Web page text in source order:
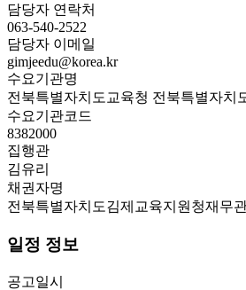
담당자 연락처
063-540-2522
담당자 이메일
gimjeedu@korea.kr
수요기관명
전북특별자치도교육청 전북특별자치
수요기관코드
8382000
집행관
김유리
채권자명
전북특별자치도김제교육지원청재무
일정 정보
공고일시